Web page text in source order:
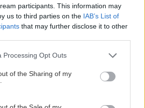
participants. This information may
us to third parties on the IAB’s List of
that may further disclose it to other
website/app uses one or more Google
or usage behaviour. You may click to
to Google and its third-party tags to
specified purposes in below Google
Processing Opt Outs
of the Sharing of my
stämmer in i Ryders egen
sitt skott.
till AIK, Ryder!